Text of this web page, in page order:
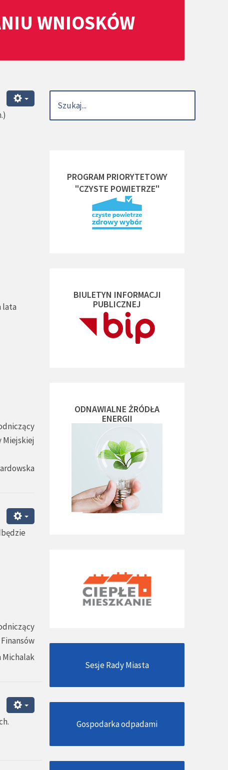
WNIOSKÓW
lata
Miejskiej
Michalak
PROGRAM PRIORYTETOWY
"CZYSTE POWIETRZE"
BIULETYN INFORMACJI
PUBLICZNEJ
ODNAWIALNE ŻRÓDŁA
ENERGII
Sesje Rady Miasta
Gospodarka odpadami